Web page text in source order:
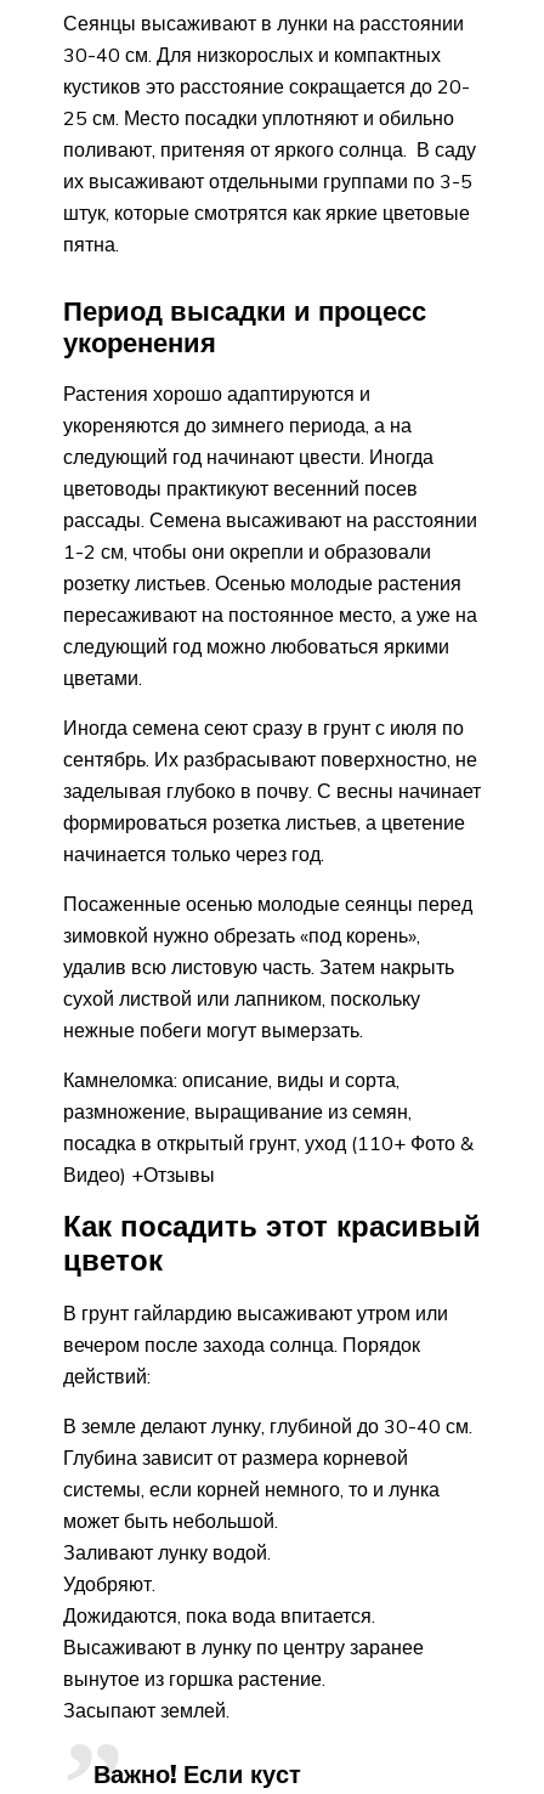
Сеянцы высаживают в лунки на расстоянии
30-40 см. Для низкорослых и компактных
кустиков это расстояние сокращается до 20-
25 см. Место посадки уплотняют и обильно
поливают, притеняя от яркого солнца. В саду
их высаживают отдельными группами по 3-5
штук, которые смотрятся как яркие цветовые
пятна.
Период высадки и процесс
укоренения
Растения хорошо адаптируются и
укореняются до зимнего периода, а на
следующий год начинают цвести. Иногда
цветоводы практикуют весенний посев
рассады. Семена высаживают на расстоянии
1-2 см, чтобы они окрепли и образовали
розетку листьев. Осенью молодые растения
пересаживают на постоянное место, а уже на
следующий год можно любоваться яркими
цветами.
Иногда семена сеют сразу в грунт с июля по
сентябрь. Их разбрасывают поверхностно, не
заделывая глубоко в почву. С весны начинает
формироваться розетка листьев, а цветение
начинается только через год.
Посаженные осенью молодые сеянцы перед
зимовкой нужно обрезать «под корень»,
удалив всю листовую часть. Затем накрыть
сухой листвой или лапником, поскольку
нежные побеги могут вымерзать.
Камнеломка: описание, виды и сорта,
размножение, выращивание из семян,
посадка в открытый грунт, уход (110+ Фото &
Видео) +Отзывы
Как посадить этот красивый
цветок
В грунт гайлардию высаживают утром или
вечером после захода солнца. Порядок
действий:
В земле делают лунку, глубиной до 30-40 см.
Глубина зависит от размера корневой
системы, если корней немного, то и лунка
может быть небольшой.
Заливают лунку водой.
Удобряют.
Дожидаются, пока вода впитается.
Высаживают в лунку по центру заранее
вынутое из горшка растение.
Засыпают землей.
Важно! Если куст